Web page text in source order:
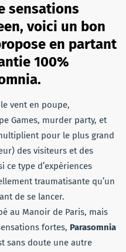
sensations
voici un bon
en partant
100%
vent en poupe,
Games, murder party, et
pour le plus grand
des visiteurs et des
ce type d’expériences
traumatisante qu’un
de se lancer.
au Manoir de Paris, mais
fortes, Parasomnia
sans doute une autre